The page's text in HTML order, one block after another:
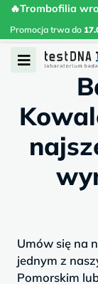
Skip
content
🔥Trombofilia
Promocja trwa do
🔥Trombofilia
Open
Umów się na
jednym z
Pomorskim